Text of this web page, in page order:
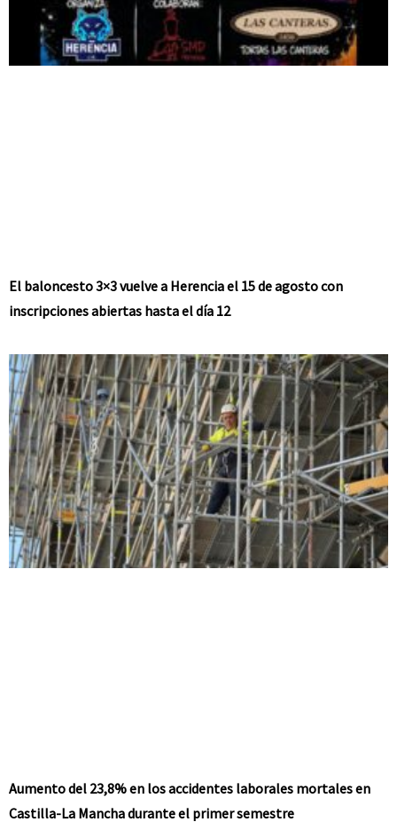
El baloncesto 3×3 vuelve a Herencia el 15 de agosto con
inscripciones abiertas hasta el día 12
Aumento del 23,8% en los accidentes laborales mortales en
Castilla-La Mancha durante el primer semestre